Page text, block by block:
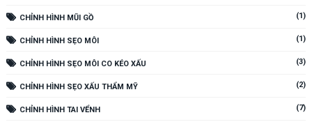
CHỈNH HÌNH MŨI GỒ (1)
CHỈNH HÌNH SẸO MÔI (1)
CHỈNH HÌNH SẸO MÔI CO KÉO XẤU (3)
CHỈNH HÌNH SẸO XẤU THẨM MỸ (2)
CHỈNH HÌNH TAI VỂNH (7)